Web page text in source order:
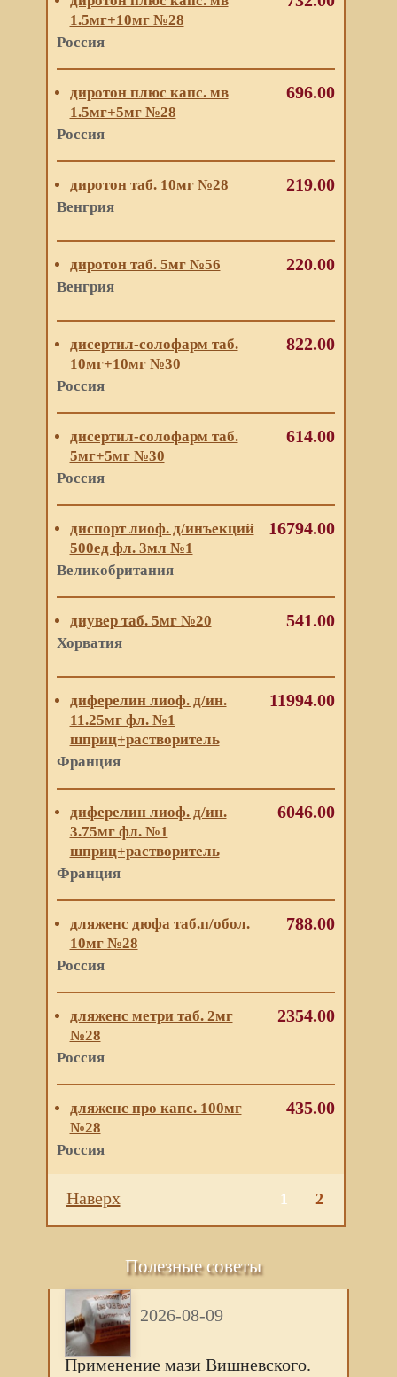
1.5мг+10мг №28
Россия
диротон плюс капс. мв
1.5мг+5мг №28
Россия
696.00
диротон таб. 10мг №28
Венгрия
219.00
диротон таб. 5мг №56
Венгрия
220.00
дисертил-солофарм таб.
10мг+10мг №30
Россия
822.00
дисертил-солофарм таб.
5мг+5мг №30
Россия
614.00
диспорт лиоф. д/инъекций
500ед фл. 3мл №1
Великобритания
16794.00
диувер таб. 5мг №20
Хорватия
541.00
диферелин лиоф. д/ин.
11.25мг фл. №1
шприц+растворитель
Франция
11994.00
диферелин лиоф. д/ин.
3.75мг фл. №1
шприц+растворитель
Франция
6046.00
дляженс дюфа таб.п/обол.
10мг №28
Россия
788.00
дляженс метри таб. 2мг
№28
Россия
2354.00
дляженс про капс. 100мг
№28
Россия
435.00
Наверх 1 2
Полезные советы
2026-08-09
Применение мази Вишневского.